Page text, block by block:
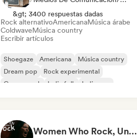
&gt; 3400 respuestas dadas
Rock alternativoAmericanaMúsica árabe
ColdwaveMúsica country
Escribir artículos
Shoegaze Americana
Música country
Dream pop
Rock experimental
Garage rock
Indie folk Indie pop
Women Who Rock, Unapologetically